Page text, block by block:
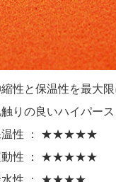
性と保温性を最大
触りの良いハイパー
温性 ： ★★★★★
動性 ： ★★★★★
水性 ： ★★★★